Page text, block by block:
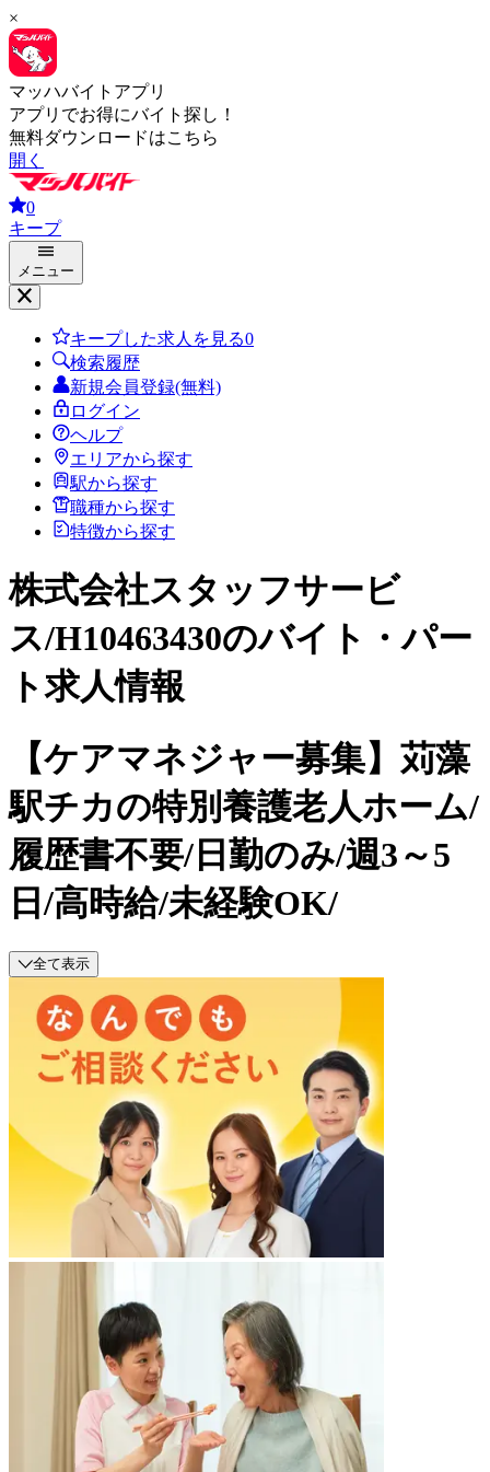
×
マッハバイトアプリ
アプリでお得にバイト探し！
無料ダウンロードはこちら
開く
0
キープ
メニュー
キープした求人を見る0
検索履歴
新規会員登録(無料)
ログイン
ヘルプ
エリアから探す
駅から探す
職種から探す
特徴から探す
株式会社スタッフサービ
ス/H10463430のバイト・パー
ト求人情報
【ケアマネジャー募集】苅藻
駅チカの特別養護老人ホーム/
履歴書不要/日勤のみ/週3～5
日/高時給/未経験OK/
全て表示